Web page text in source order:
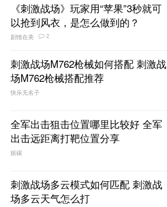
《刺激战场》玩家用“苹果”3秒就可
以抢到风衣，是怎么做到的？
剧情在美 2
刺激战场M762枪械如何搭配 刺激战
场M762枪械搭配推荐
快乐无名子
全军出击狙击位置哪里比较好 全军
出击远距离打靶位置分享
娱碳
刺激战场多云模式如何匹配 刺激战
场多云天气怎么打